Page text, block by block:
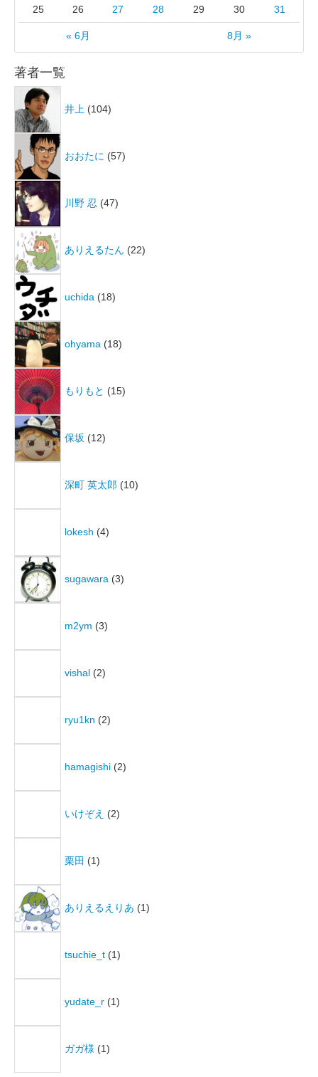
« 6月 8月 »
25 26 27 28 29 30 31
著者一覧
井上 (104)
おおたに (57)
川野 忍 (47)
ありえるたん (22)
uchida (18)
ohyama (18)
もりもと (15)
保坂 (12)
深町 英太郎 (10)
lokesh (4)
sugawara (3)
m2ym (3)
vishal (2)
ryu1kn (2)
hamagishi (2)
いけぞえ (2)
栗田 (1)
ありえるえりあ (1)
tsuchie_t (1)
yudate_r (1)
ガガ様 (1)